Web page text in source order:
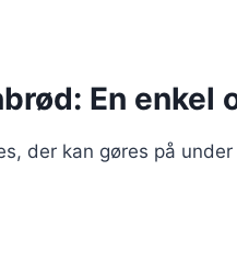
En
der kan gøres på